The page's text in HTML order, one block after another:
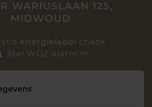
contact met ons op
4200
WARIUSLAAN 125,
MIDWOUD
energielabel check
Stel WOZ alarm in